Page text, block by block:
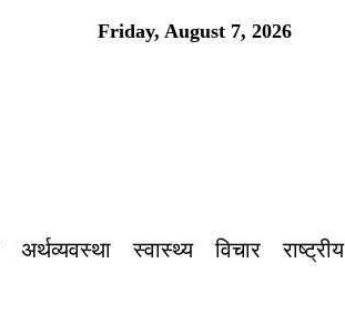
Friday, August 7, 2026
अर्थव्यवस्था स्वास्थ्य विचार राष्ट्रीय